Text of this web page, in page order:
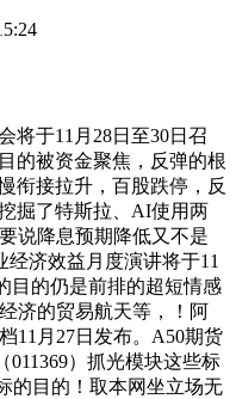
于11月28日至30日召
的被资金聚焦，反弹的根
衔接拉升，百股跌停，反
掘了特斯拉、AI使用两
说降息预期降低又不是
经济效益月度演讲将于11
目的仍是前排的超短情感
济的贸易航天等，！阿
11月27日发布。A50期货
）抓光模块这些标
的目的！取本网坐立场无